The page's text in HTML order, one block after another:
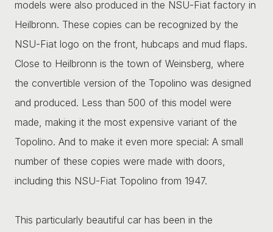
models were also produced in the NSU-Fiat factory in
Heilbronn. These copies can be recognized by the
NSU-Fiat logo on the front, hubcaps and mud flaps.
Close to Heilbronn is the town of Weinsberg, where
the convertible version of the Topolino was designed
and produced. Less than 500 of this model were
made, making it the most expensive variant of the
Topolino. And to make it even more special: A small
number of these copies were made with doors,
including this NSU-Fiat Topolino from 1947.
This particularly beautiful car has been in the